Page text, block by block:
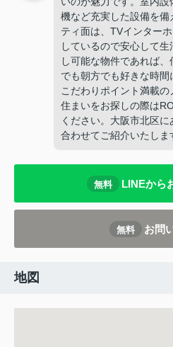
機など充実した設備を備
ティ面は、TVインター
しているので安心して
し可能な物件であれば
でも朝方でも好きな時間
こだわりポイント満載
住まいをお探しの際は
ください。大阪市北区
合わせてご紹介いたしま
無料 LINEから
無料 お問
地図